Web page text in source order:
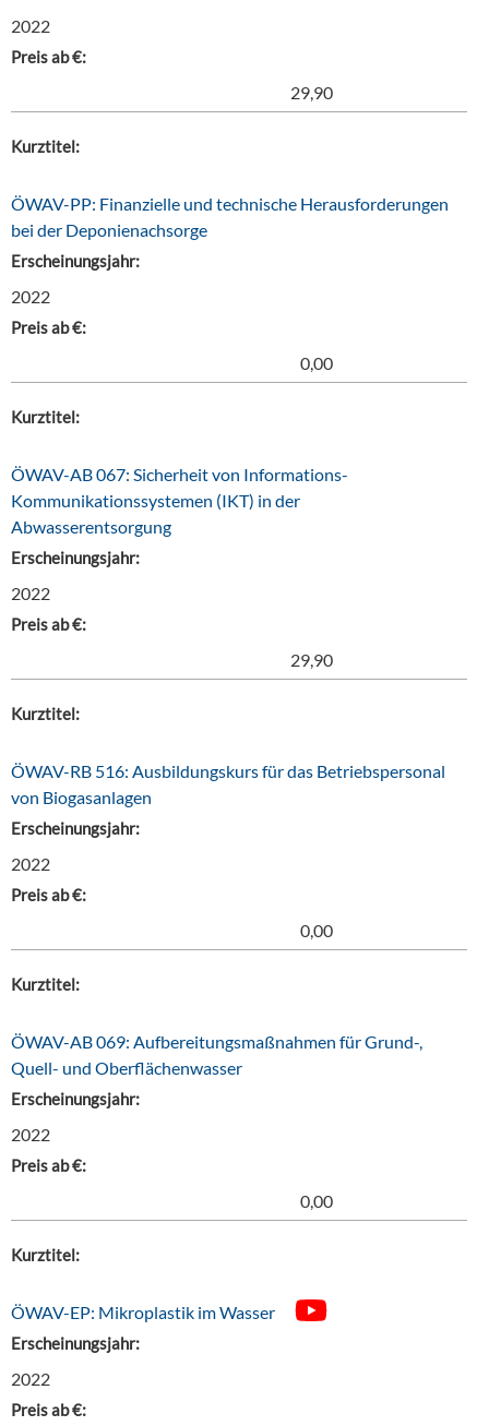
2022
Preis ab €:
29,90
Kurztitel:
ÖWAV-PP: Finanzielle und technische Herausforderungen
bei der Deponienachsorge
Erscheinungsjahr:
2022
Preis ab €:
0,00
Kurztitel:
ÖWAV-AB 067: Sicherheit von Informations-
Kommunikationssystemen (IKT) in der
Abwasserentsorgung
Erscheinungsjahr:
2022
Preis ab €:
29,90
Kurztitel:
ÖWAV-RB 516: Ausbildungskurs für das Betriebspersonal
von Biogasanlagen
Erscheinungsjahr:
2022
Preis ab €:
0,00
Kurztitel:
ÖWAV-AB 069: Aufbereitungsmaßnahmen für Grund-,
Quell- und Oberflächenwasser
Erscheinungsjahr:
2022
Preis ab €:
0,00
Kurztitel:
ÖWAV-EP: Mikroplastik im Wasser
Erscheinungsjahr:
2022
Preis ab €: